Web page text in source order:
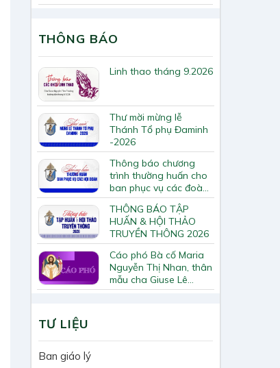
THÔNG BÁO
Linh thao tháng 9.2026
Thư mời mừng lễ
Thánh Tổ phụ Đaminh
-2026
Thông báo chương
trình thường huấn cho
ban phục vụ các đoàn
hội Tông huấn về loan
báo Tin Mừng
THÔNG BÁO TẬP
HUẤN & HỘI THẢO
TRUYỀN THÔNG 2026
Cáo phó Bà cố Maria
Nguyễn Thị Nhan, thân
mẫu cha Giuse Lê
Quốc Chinh
TƯ LIỆU
Ban giáo lý